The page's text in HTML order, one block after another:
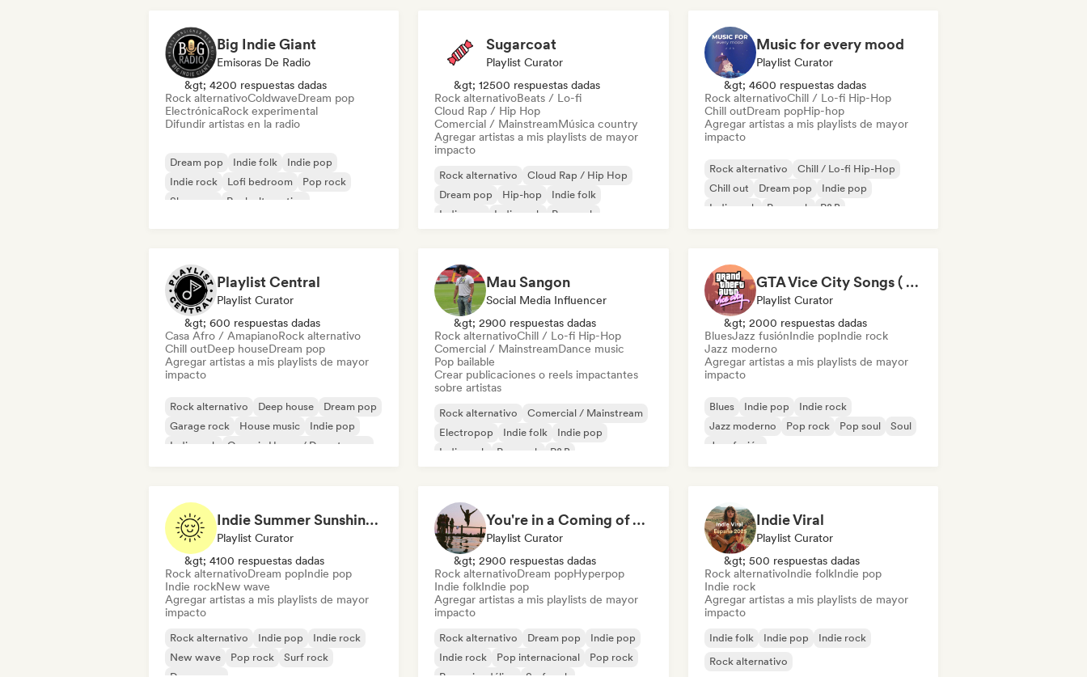
Big Indie Giant
Emisoras De Radio
&gt; 4200 respuestas dadas
Rock alternativoColdwaveDream pop
ElectrónicaRock experimental
Difundir artistas en la radio
Dream pop Indie folk
Indie pop
Indie rock
Lofi bedroom
Pop rock
Shoegaze
Rock alternativo
Sugarcoat
Playlist Curator
&gt; 12500 respuestas dadas
Rock alternativoBeats / Lo-fi
Cloud Rap / Hip Hop
Comercial / MainstreamMúsica country
Agregar artistas a mis playlists de mayor
impacto
Rock alternativo
Cloud Rap / Hip Hop
Dream pop
Hip-hop
Indie folk
Indie pop
Indie rock Pop rock
Music for every mood
Playlist Curator
&gt; 4600 respuestas dadas
Rock alternativoChill / Lo-fi Hip-Hop
Chill outDream popHip-hop
Agregar artistas a mis playlists de mayor
impacto
Rock alternativo
Chill / Lo-fi Hip-Hop
Chill out
Dream pop
Indie pop
Indie rock
Pop rock R&B
Playlist Central
Playlist Curator
&gt; 600 respuestas dadas
Casa Afro / AmapianoRock alternativo
Chill outDeep houseDream pop
Agregar artistas a mis playlists de mayor
impacto
Rock alternativo Deep house
Dream pop
Garage rock
House music
Indie pop
Indie rock
Organic House / Downtempo
Mau Sangon
Social Media Influencer
&gt; 2900 respuestas dadas
Rock alternativoChill / Lo-fi Hip-Hop
Comercial / MainstreamDance music
Pop bailable
Crear publicaciones o reels impactantes
sobre artistas
Rock alternativo
Comercial / Mainstream
Electropop
Indie folk
Indie pop
Indie rock
Pop rock R&B
GTA Vice City Songs ( 80-90's vibes)
Playlist Curator
&gt; 2000 respuestas dadas
BluesJazz fusiónIndie popIndie rock
Jazz moderno
Agregar artistas a mis playlists de mayor
impacto
Blues Indie pop
Indie rock
Jazz moderno
Pop rock Pop soul
Soul
Jazz fusión
Indie Summer Sunshine (by Indie Idiots)
Playlist Curator
&gt; 4100 respuestas dadas
Rock alternativoDream popIndie pop
Indie rockNew wave
Agregar artistas a mis playlists de mayor
impacto
Rock alternativo Indie pop
Indie rock
New wave
Pop rock
Surf rock
You're in a Coming of Age Movie
Playlist Curator
&gt; 2900 respuestas dadas
Rock alternativoDream popHyperpop
Indie folkIndie pop
Agregar artistas a mis playlists de mayor
impacto
Rock alternativo Dream pop
Indie pop
Indie rock
Pop internacional
Pop rock
Indie Viral
Playlist Curator
&gt; 500 respuestas dadas
Rock alternativoIndie folkIndie pop
Indie rock
Agregar artistas a mis playlists de mayor
impacto
Indie folk Indie pop
Indie rock
Rock alternativo